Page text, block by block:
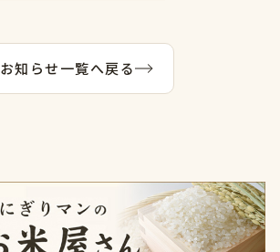
お知らせ一覧へ戻る